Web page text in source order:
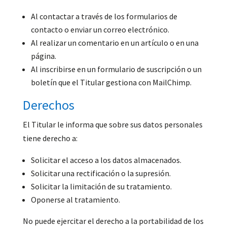
Al contactar a través de los formularios de
contacto o enviar un correo electrónico.
Al realizar un comentario en un artículo o en una
página.
Al inscribirse en un formulario de suscripción o un
boletín que el Titular gestiona con MailChimp.
Derechos
El Titular le informa que sobre sus datos personales
tiene derecho a:
Solicitar el acceso a los datos almacenados.
Solicitar una rectificación o la supresión.
Solicitar la limitación de su tratamiento.
Oponerse al tratamiento.
No puede ejercitar el derecho a la portabilidad de los